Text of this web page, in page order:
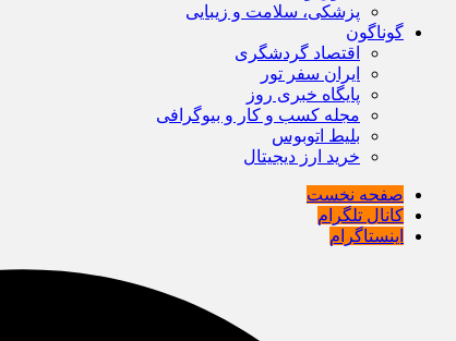
پزشکی، سلامت و زیبایی
گوناگون
اقتصاد گردشگری
ایران سفر تور
پایگاه خبری روز
مجله کسب و کار و بیوگرافی
بلیط اتوبوس
خرید ارز دیجیتال
صفحه نخست
کانال تلگرام
اینستاگرام